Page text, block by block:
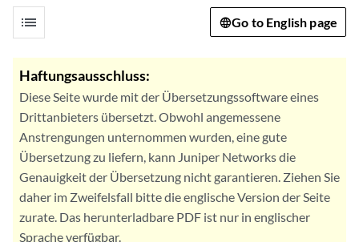
list Go to English page
Haftungsausschluss:
Diese Seite wurde mit der Übersetzungssoftware eines
Drittanbieters übersetzt. Obwohl angemessene
Anstrengungen unternommen wurden, eine gute
Übersetzung zu liefern, kann Juniper Networks die
Genauigkeit der Übersetzung nicht garantieren. Ziehen Sie
daher im Zweifelsfall bitte die englische Version der Seite
zurate. Das herunterladbare PDF ist nur in englischer
Sprache verfügbar.